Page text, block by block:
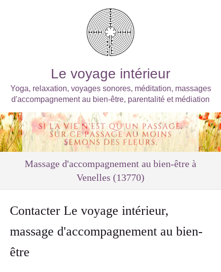
Le voyage intérieur
Yoga, relaxation, voyages sonores, méditation, massages
d'accompagnement au bien-être, parentalité et médiation
Massage d'accompagnement au bien-être à
Venelles (13770)
Contacter Le voyage intérieur,
massage d'accompagnement au bien-
être